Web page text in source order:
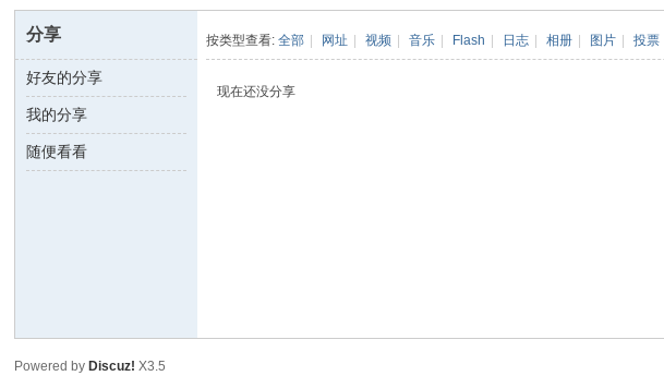
索
淄
博
论
坛
分享
好友的分享
我的分享
随便看看
按类型查看:全部 网址 视频 音乐 Flash 日志 相册 图片 投票
现在还没分享
Powered by Discuz! X3.5